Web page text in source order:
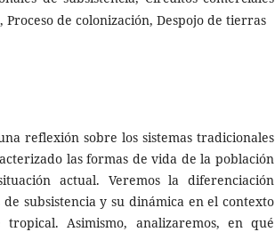
de colonización, Despojo de tierras
reflexión sobre los sistemas tradicionales
las formas de vida de la población
actual. Veremos la diferenciación
subsistencia y su dinámica en el contexto
tropical. Asimismo, analizaremos, en qué